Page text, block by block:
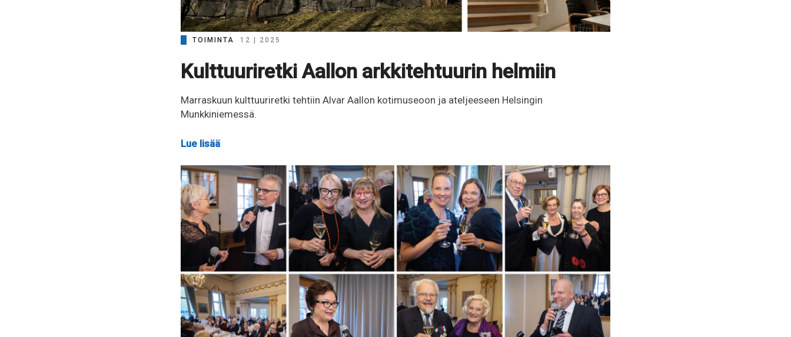
TOIMINTA 12 | 2025
Kulttuuriretki Aallon arkkitehtuurin helmiin
Marraskuun kulttuuriretki tehtiin Alvar Aallon kotimuseoon ja ateljeeseen Helsingin
Munkkiniemessä.
Lue lisää